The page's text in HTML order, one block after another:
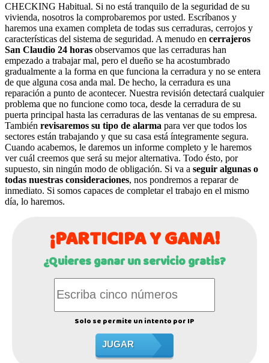
CHECKING Habitual. Si no está tranquilo de la seguridad de su
vivienda, nosotros la comprobaremos por usted. Escríbanos y
haremos una examen completa de todas sus cerraduras, cerrojos y
características del sistema de seguridad. A menudo en cerrajeros
San Claudio 24 horas observamos que las cerraduras han
empezado a trabajar mal, pero el dueño se ha acostumbrado
gradualmente a la forma en que funciona la cerradura y no se entera
de que alguna cosa anda mal. De hecho, la cerradura es una
reparación a punto de acontecer. Nuestra revisión detectará cualquier
problema que no funcione como toca, desde la cerradura de su
puerta principal hasta las cerraduras de las ventanas de su empresa.
También revisaremos su tipo de alarma para ver que todos los
sectores están trabajando y que su casa está íntegramente segura.
Cuando acabemos, le daremos un informe completo y le haremos
ver cuál creemos que será su mejor alternativa. Todo ésto, por
supuesto, sin ningún modo de obligación. Si va a seguir algunas o
todas nuestras consideraciones, nos pondremos a reparar de
inmediato. Si somos capaces de completar el trabajo en el mismo
día, lo haremos.
¡PARTICIPA Y GANA!
¿Quieres ganar un servicio gratis?
Solo se permite un intento por IP
JUGAR